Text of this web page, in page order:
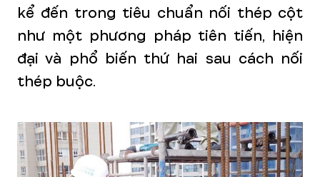
kể đến trong tiêu chuẩn nối thép cột
như một phương pháp tiên tiến, hiện
đại và phổ biến thứ hai sau cách nối
thép buộc.